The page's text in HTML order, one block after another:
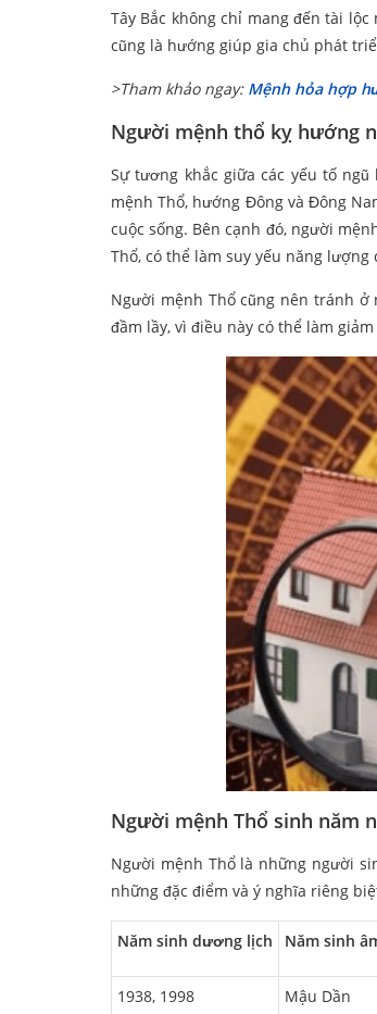
Tây Bắc không chỉ mang đến tài
cũng là hướng giúp gia chủ phát
>Tham khảo ngay: Mệnh hỏa hợp
Người mệnh thổ kỵ hướng
Sự tương khắc giữa các yếu tố
mệnh Thổ, hướng Đông và Đông
cuộc sống. Bên cạnh đó, người
Thổ, có thể làm suy yếu năng lượng
Người mệnh Thổ cũng nên tránh
đầm lầy, vì điều này có thể làm
Người mệnh Thổ sinh năm
Người mệnh Thổ là những người
những đặc điểm và ý nghĩa riêng
Năm sinh dương lịch Năm sinh
1938, 1998 Mậu Dần